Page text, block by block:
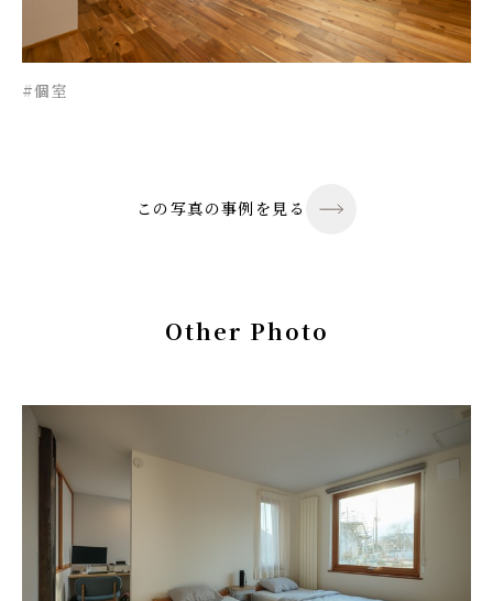
#個室
この写真の事例を見る
Other Photo